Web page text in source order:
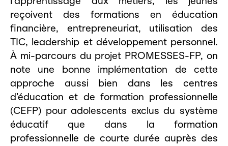
reçoivent des formations en éducation
financière, entrepreneuriat, utilisation des
TIC, leadership et développement personnel.
À mi-parcours du projet PROMESSES-FP, on
note une bonne implémentation de cette
approche aussi bien dans les centres
d’éducation et de formation professionnelle
(CEFP) pour adolescents exclus du système
éducatif que dans la formation
professionnelle de courte durée auprès des